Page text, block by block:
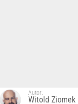
Autor:
Witold Ziomek